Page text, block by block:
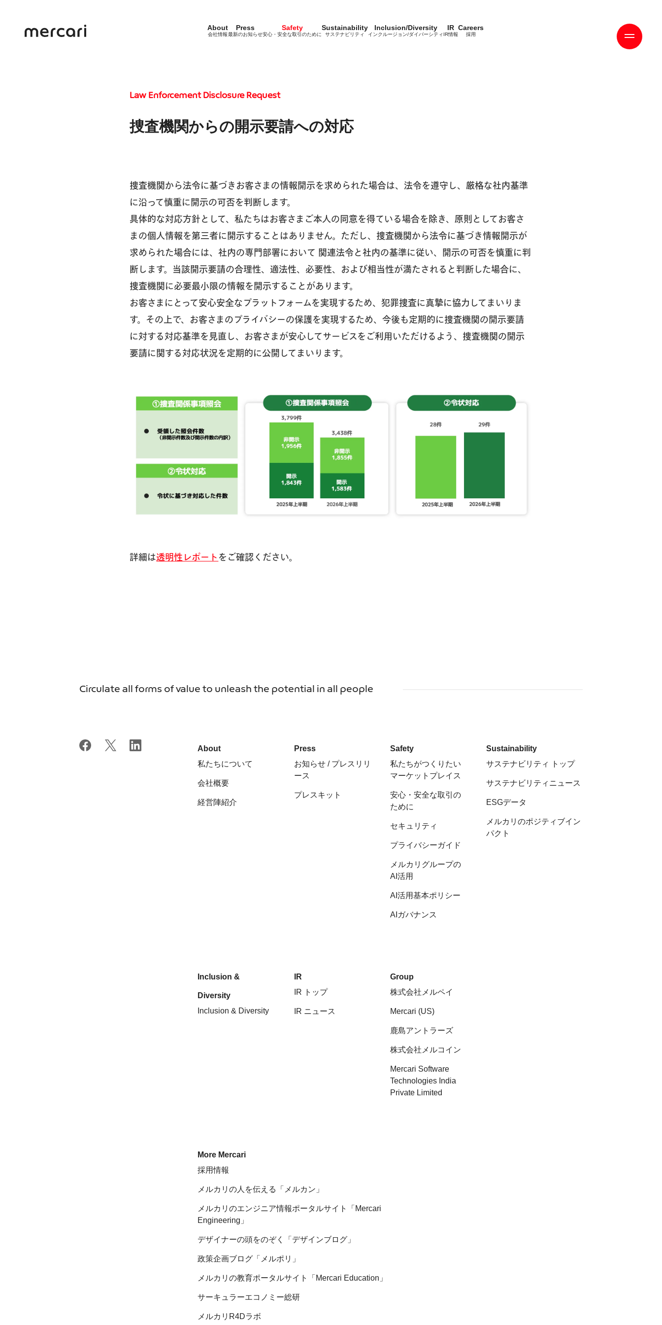
About
会社情報
Press
最新のお知らせ
Safety
安心・安全な取引のために
Sustainability
サステナビリティ
Inclusion/Diversity
インクルージョン/ダイバーシティ
IR
IR情報
Careers
採用
Law Enforcement Disclosure Request
捜査機関からの開示要請への対応
捜査機関から法令に基づきお客さまの情報開示を求められた場合は、法令を遵守し、厳格な社内基準
に沿って慎重に開示の可否を判断します。
具体的な対応方針として、私たちはお客さまご本人の同意を得ている場合を除き、原則としてお客さ
まの個人情報を第三者に開示することはありません。ただし、捜査機関から法令に基づき情報開示が
求められた場合には、社内の専門部署において 関連法令と社内の基準に従い、開示の可否を慎重に判
断します。当該開示要請の合理性、適法性、必要性、および相当性が満たされると判断した場合に、
捜査機関に必要最小限の情報を開示することがあります。
お客さまにとって安心安全なプラットフォームを実現するため、犯罪捜査に真摯に協力してまいりま
す。その上で、お客さまのプライバシーの保護を実現するため、今後も定期的に捜査機関の開示要請
に対する対応基準を見直し、お客さまが安心してサービスをご利用いただけるよう、捜査機関の開示
要請に関する対応状況を定期的に公開してまいります。
詳細は透明性レポート をご確認ください。
Circulate all forms of value to unleash the potential in all people
About
私たちについて
会社概要
経営陣紹介
Press
お知らせ / プレスリリ
ース
プレスキット
Safety
私たちがつくりたい
マーケットプレイス
安心・安全な取引の
ために
セキュリティ
プライバシーガイド
メルカリグループの
AI活用
AI活用基本ポリシー
AIガバナンス
Sustainability
サステナビリティ トップ
サステナビリティニュース
ESGデータ
メルカリのポジティブイン
パクト
Inclusion &
Diversity
Inclusion & Diversity
IR
IR トップ
IR ニュース
Group
株式会社メルペイ
Mercari (US)
鹿島アントラーズ
株式会社メルコイン
Mercari Software
Technologies India
Private Limited
More Mercari
採用情報
メルカリの人を伝える「メルカン」
メルカリのエンジニア情報ポータルサイト「Mercari
Engineering」
デザイナーの頭をのぞく「デザインブログ」
政策企画ブログ「メルポリ」
メルカリの教育ポータルサイト「Mercari Education」
サーキュラーエコノミー総研
メルカリR4Dラボ